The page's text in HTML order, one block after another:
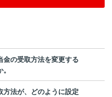
金の受取方法を変更する
方法が、どのように設定